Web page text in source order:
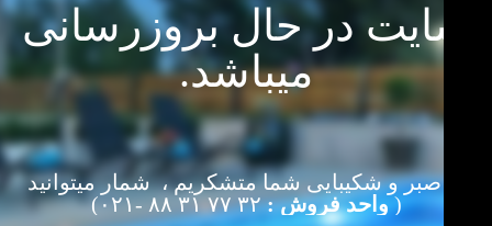
سایت در حال بروزرسانی
میباشد.
از صبر و شکیبایی شما متشکریم ، شمار میتوانید
( واحد فروش :۳۲ ۷۷ ۳۱ ۸۸ -۰۲۱)